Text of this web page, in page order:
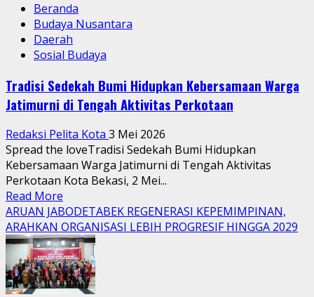
Beranda
Budaya Nusantara
Daerah
Sosial Budaya
Tradisi Sedekah Bumi Hidupkan Kebersamaan Warga
Jatimurni di Tengah Aktivitas Perkotaan
Redaksi Pelita Kota 3 Mei 2026
Spread the loveTradisi Sedekah Bumi Hidupkan
Kebersamaan Warga Jatimurni di Tengah Aktivitas
Perkotaan Kota Bekasi, 2 Mei...
Read More
more
about
Tradisi
Sedekah
Bumi
Hidupkan
ARUAN JABODETABEK REGENERASI KEPEMIMPINAN,
ARAHKAN ORGANISASI LEBIH PROGRESIF HINGGA 2029